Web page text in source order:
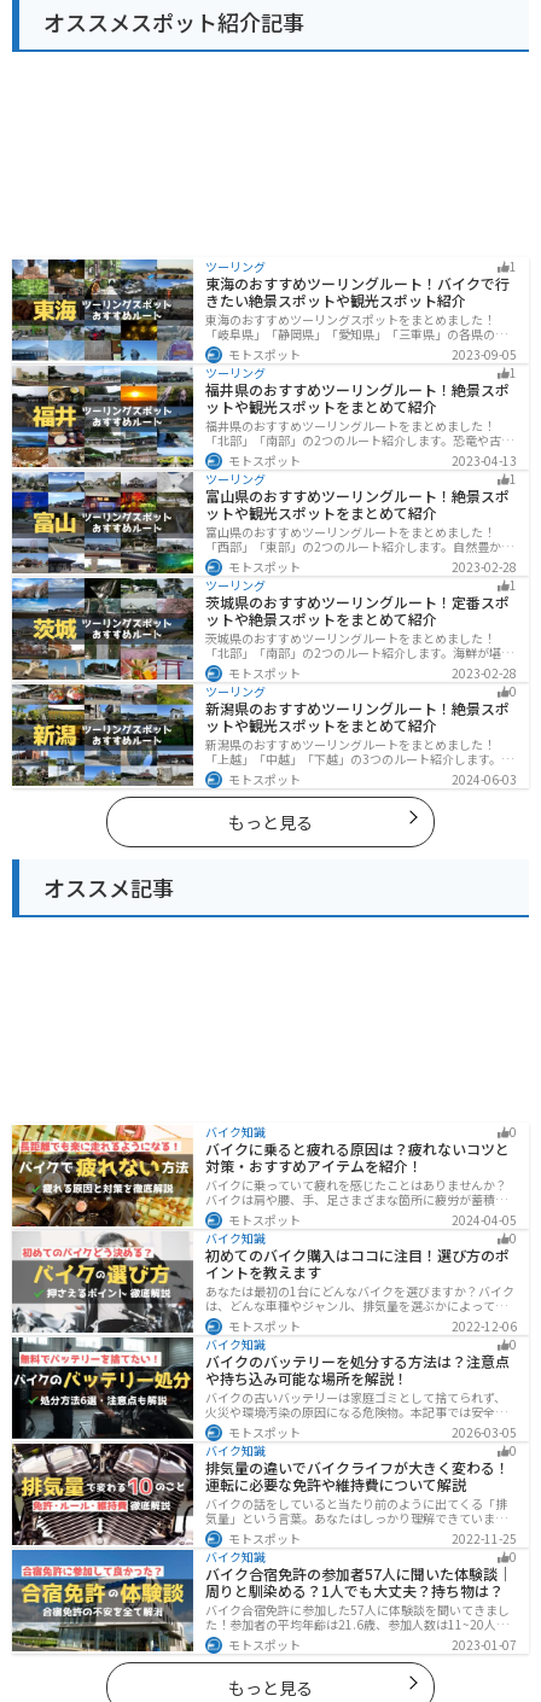
オススメスポット紹介記事
ツーリング 1
東海のおすすめツーリングルート！バイクで行
きたい絶景スポットや観光スポット紹介
東海のおすすめツーリングスポットをまとめました！
「岐阜県」「静岡県」「愛知県」「三重県」の各県の観
光地紹介します。自然豊かな山々や湖、温泉地が点在
し、四季折々の景色を楽しめるスポットが多数ありま
す。バイクで東海にツーリングに行く際は参考にしてく
ださい。
モトスポット
2023-09-05
ツーリング
1
福井県のおすすめツーリングルート！絶景スポ
ットや観光スポットをまとめて紹介
福井県のおすすめツーリングルートをまとめました！
「北部」「南部」の2つのルート紹介します。恐竜や古代
遺跡、温泉地など魅力に溢れるスポットが多数ありま
す。バイクで福井県にツーリングに行く際は参考にして
ください。
モトスポット
2023-04-13
ツーリング
1
富山県のおすすめツーリングルート！絶景スポ
ットや観光スポットをまとめて紹介
富山県のおすすめツーリングルートをまとめました！
「西部」「東部」の2つのルート紹介します。自然豊かな
山と海、温泉が充実しており、美術館などもあるので、
自然を満喫するツーリングができます。バイクで富山県
にツーリングに行く際は参考にしてください。
モトスポット
2023-02-28
ツーリング
1
茨城県のおすすめツーリングルート！定番スポ
ットや絶景スポットをまとめて紹介
茨城県のおすすめツーリングルートをまとめました！
「北部」「南部」の2つのルート紹介します。海鮮が堪能
できる港や梅の景勝地、自然豊かな山々があるのでツー
リングにもってこいです。バイクで茨城県にツーリング
に行く際は参考にしてください。
モトスポット
2023-02-28
ツーリング
0
新潟県のおすすめツーリングルート！絶景スポ
ットや観光スポットをまとめて紹介
新潟県のおすすめツーリングルートをまとめました！
「上越」「中越」「下越」の3つのルート紹介します。自
然豊かな山と海、グルメも充実しており、自然を満喫す
るツーリングができます。バイクで新潟県にツーリング
に行く際は参考にしてください。
モトスポット 2024-06-03
もっと見る
オススメ記事
バイク知識 0
バイクに乗ると疲れる原因は？疲れないコツと
対策・おすすめアイテムを紹介！
バイクに乗っていて疲れを感じたことはありませんか？
バイクは肩や腰、手、足さまざまな箇所に疲労が蓄積し
やすい乗り物です。できるなら楽に乗りたいですよね。
原因を知り対策を重ねておけば今よりもっと快適に走行
することができます。
モトスポット
2024-04-05
バイク知識
0
初めてのバイク購入はココに注目！選び方のポ
イントを教えます
あなたは最初の1台にどんなバイクを選びますか？バイク
は、どんな車種やジャンル、排気量を選ぶかによって今
後の楽しみ方が大きく変わるものなので、初めての愛車
選びはとても重要です。この記事ではそんなバイク選び
のオススメポイントをお伝えします。
モトスポット
2022-12-06
バイク知識
0
バイクのバッテリーを処分する方法は？注意点
や持ち込み可能な場所を解説！
バイクの古いバッテリーは家庭ゴミとして捨てられず、
火災や環境汚染の原因になる危険物。本記事では安全な
保管方法や絶縁などの注意点、無料・低コストで回収し
てもらう方法、買い取りの可否を解説。ナップスやオー
トバックス、イエローハットなどの回収対応店舗も紹介
します。
モトスポット
2026-03-05
バイク知識
0
排気量の違いでバイクライフが大きく変わる！
運転に必要な免許や維持費について解説
バイクの話をしていると当たり前のように出てくる「排
気量」という言葉。あなたはしっかり理解できています
か？ バイクはクルマと違い、排気量によって必要な免
許・走れる道路の区分・車検の有無などが細かく変わっ
てきます。これらはバイクライフに大きく関わるもので
すので、正しく理解しておきましょう。
モトスポット
2022-11-25
バイク知識
0
バイク合宿免許の参加者57人に聞いた体験談｜
周りと馴染める？1人でも大丈夫？持ち物は？
バイク合宿免許に参加した57人に体験談を聞いてきまし
た！参加者の平均年齢は21.6歳、参加人数は11~20人な
ど統計情報や人間関係はどうだったのか、持っていくべ
きものなど参加する前に知っておきたい情報をまとめま
した。
モトスポット 2023-01-07
もっと見る